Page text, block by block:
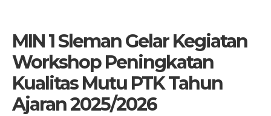
MIN 1 Sleman Gelar Kegiatan
Workshop Peningkatan
Kualitas Mutu PTK Tahun
Ajaran 2025/2026